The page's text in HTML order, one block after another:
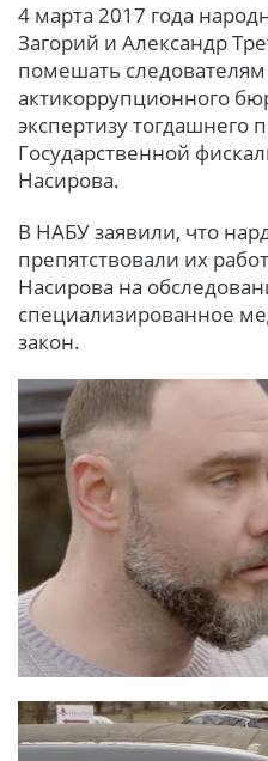
4 марта 2017 года
Загорий и Александр
помешать
актикоррупционного
экспертизу тогдашнего
Государственной
Насирова.
В НАБУ заявили, что
препятствовали их
Насирова на
специализированное
закон.